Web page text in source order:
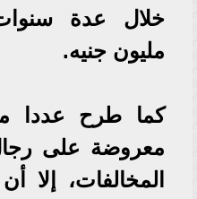
مليون جنيه.
كما طرح عددا
معروضة على
المخالفات،